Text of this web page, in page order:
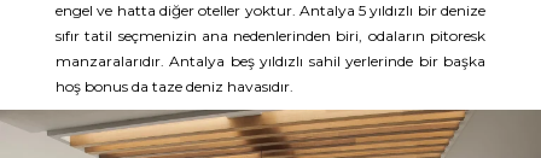
engel ve hatta diğer oteller yoktur. Antalya 5 yıldızlı bir denize
sıfır tatil seçmenizin ana nedenlerinden biri, odaların pitoresk
manzaralarıdır. Antalya beş yıldızlı sahil yerlerinde bir başka
hoş bonus da taze deniz havasıdır.